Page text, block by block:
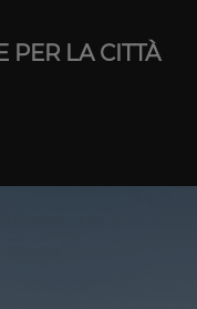
PER LA CITTÀ